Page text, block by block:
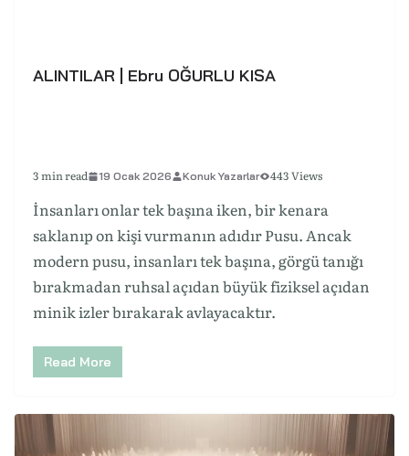
ALINTILAR | Ebru OĞURLU KISA
3 min read 19 Ocak 2026 Konuk Yazarlar 443 Views
İnsanları onlar tek başına iken, bir kenara
saklanıp on kişi vurmanın adıdır Pusu. Ancak
modern pusu, insanları tek başına, görgü tanığı
bırakmadan ruhsal açıdan büyük fiziksel açıdan
minik izler bırakarak avlayacaktır.
Read More